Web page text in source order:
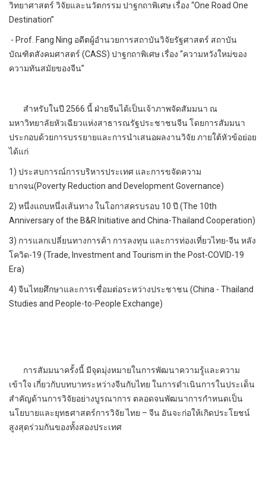
วิทยาศาสตร์ วิจัยและนวัตกรรม ปาฐกถาพิเศษ เรื่อง “One Road One
Destination”
- Prof. Fang Ning อดีตผู้อำนวยการสถาบันวิจัยรัฐศาสตร์ สถาบัน
บัณฑิตสังคมศาสตร์ (CASS) ปาฐกถาพิเศษ เรื่อง “ความหวังใหม่ของ
ความทันสมัยของจีน”
สำหรับในปี 2566 นี้ ฝ่ายจีนได้เป็นเจ้าภาพจัดสัมมนา ณ
มหาวิทยาลัยหัวเฉียวแห่งสาธารณรัฐประชาชนจีน โดยการสัมมนา
ประกอบด้วยการบรรยายและการนำเสนอผลงานวิจัย ภายใต้หัวข้อย่อย
ได้แก่
1) ประสบการณ์การบริหารประเทศ และการขจัดความ
ยากจน(Poverty Reduction and Development Governance)
2) หนึ่งแถบหนึ่งเส้นทาง ในโอกาสครบรอบ 10 ปี (The 10th
Anniversary of the B&R Initiative and China-Thailand Cooperation)
3) การแลกเปลี่ยนทางการค้า การลงทุน และการท่องเที่ยวไทย-จีน หลัง
โควิด-19 (Trade, Investment and Tourism in the Post-COVID-19
Era)
4) จีนไทยศึกษาและการเชื่อมต่อระหว่างประชาชน (China - Thailand
Studies and People-to-People Exchange)
การสัมมนาครั้งนี้ มีจุดมุ่งหมายในการพัฒนาความรู้และความ
เข้าใจ เกี่ยวกับบทบาทระหว่างจีนกับไทย ในการดำเนินการในประเด็น
สำคัญด้านการวิจัยอย่างบูรณาการ ตลอดจนพัฒนาการกำหนดเป็น
นโยบายและยุทธศาสตร์การวิจัย ไทย – จีน อันจะก่อให้เกิดประโยชน์
สูงสุดร่วมกันของทั้งสองประเทศ